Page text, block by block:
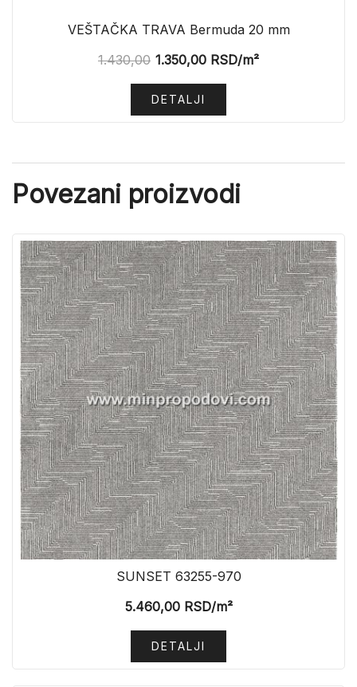
VEŠTAČKA TRAVA Bermuda 20 mm
1.430,00 1.350,00 RSD/m²
DETALJI
Povezani proizvodi
SUNSET 63255-970
5.460,00RSD/m²
DETALJI